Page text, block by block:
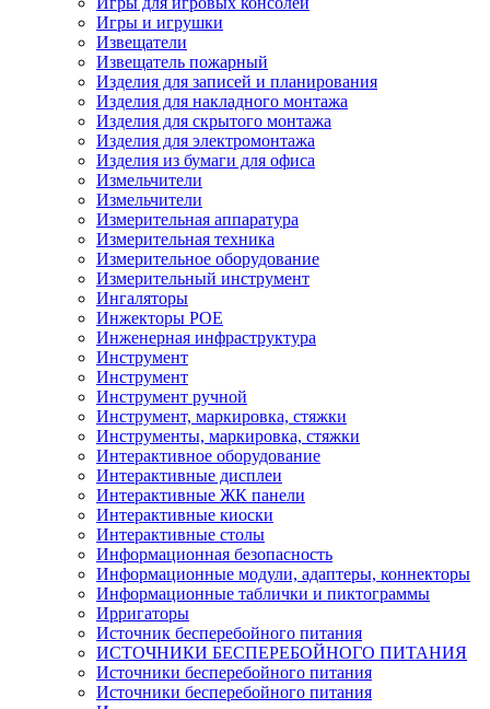
Игры и игрушки
Извещатели
Извещатель пожарный
Изделия для записей и планирования
Изделия для накладного монтажа
Изделия для скрытого монтажа
Изделия для электромонтажа
Изделия из бумаги для офиса
Измельчители
Измельчители
Измерительная аппаратура
Измерительная техника
Измерительное оборудование
Измерительный инструмент
Ингаляторы
Инжекторы POE
Инженерная инфраструктура
Инструмент
Инструмент
Инструмент ручной
Инструмент, маркировка, стяжки
Инструменты, маркировка, стяжки
Интерактивное оборудование
Интерактивные дисплеи
Интерактивные ЖК панели
Интерактивные киоски
Интерактивные столы
Информационная безопасность
Информационные модули, адаптеры, коннекторы
Информационные таблички и пиктограммы
Ирригаторы
Источник бесперебойного питания
ИСТОЧНИКИ БЕСПЕРЕБОЙНОГО ПИТАНИЯ
Источники бесперебойного питания
Источники бесперебойного питания